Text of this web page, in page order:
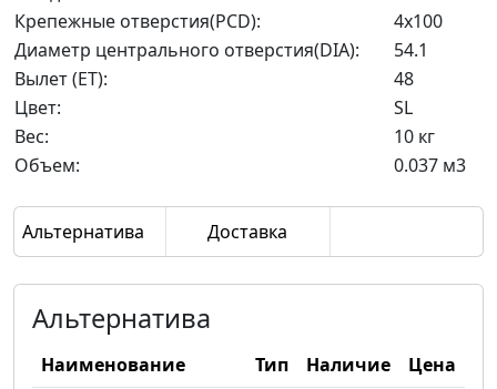
Крепежные отверстия(PCD):
4x100
Диаметр центрального отверстия(DIA):
54.1
Вылет (ET):
48
Цвет:
SL
Вес:
10 кг
Объем:
0.037 м3
Альтернатива Доставка
Альтернатива
Наименование Тип Наличие
Цена